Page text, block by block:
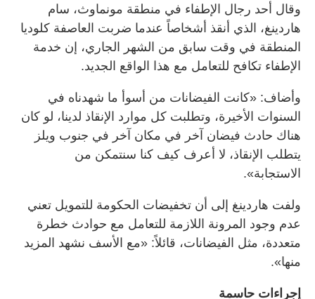
وقال أحد رجال الإطفاء في منطقة مونماوث، سام
هاردينغ، الذي أنقذ أشخاصاً عندما ضربت العاصفة كلوديا
المنطقة في وقت سابق من الشهر الجاري، إن خدمة
الإطفاء تكافح للتعامل مع هذا الواقع الجديد.
وأضاف: «كانت الفيضانات من أسوأ ما شهدناه في
السنوات الأخيرة، وتطلبت كل موارد الإنقاذ لدينا، لو كان
هناك حادث فيضان آخر في مكان آخر في جنوب ويلز
يتطلب الإنقاذ، لا أعرف كيف كنا سنتمكن من
الاستجابة».
ولفت هاردينغ إلى أن تخفيضات الحكومة للتمويل تعني
عدم وجود المرونة اللازمة للتعامل مع حوادث خطرة
متعددة، مثل الفيضانات، قائلاً: «مع الأسف نشهد المزيد
منها».
إجراءات حاسمة